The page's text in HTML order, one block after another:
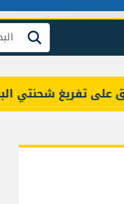
بحث
شحنتي البنزين